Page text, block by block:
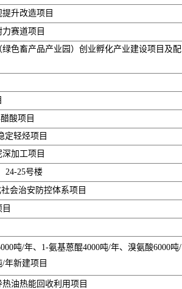
升改造项目
赛道项目
色畜产品产业园）创业孵化产业建设项目及配
酸项目
定轻烃项目
加工项目
24-25号楼
会治安防控体系项目
吨/年、1-氨基蒽醌4000吨/年、溴氨酸6000吨/
年新建项目
油热能回收利用项目